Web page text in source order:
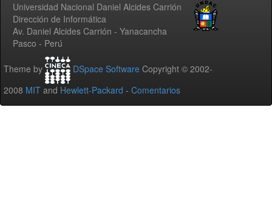
Universidad Nacional Daniel Alcides Carrión
Dirección de Informática
Av. Daniel Alcides Carrión - Yanacancha
Pasco - Perú
Theme by DSpace Software Copyright © 2002-
2008 MIT and Hewlett-Packard - Comentarios